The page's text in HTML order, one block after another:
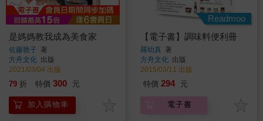
是媽媽教我成為美食家
佐藤敦子 著
方舟文化 出版
2021/03/04 出版
79 折 特價 300 元
加入購物車
Readmoo
【電子書】調味料便利冊
羅幼真 著
方舟文化 出版
2015/03/11 出版
特價 294 元
電子書